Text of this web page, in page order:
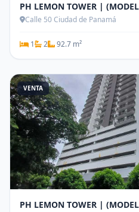
PH LEMON TOWER |
Calle 50 Ciudad de Panamá
1 2 92.7 m²
VENTA
PH LEMON TOWER |